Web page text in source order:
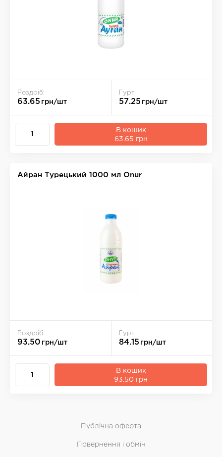
Роздріб:
63.65 грн/шт
Гурт:
57.25 грн/шт
В кошик
63.65 грн
Айран Турецький 1000 мл Onur
Роздріб:
93.50 грн/шт
Гурт:
84.15 грн/шт
В кошик
93.50 грн
Публічна оферта
Повернення і обмін